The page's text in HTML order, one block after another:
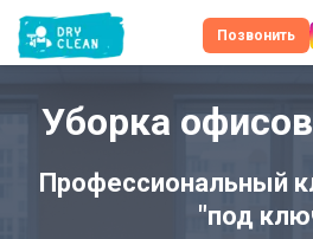
Позвонить
Уборка
Профессиональный
"под